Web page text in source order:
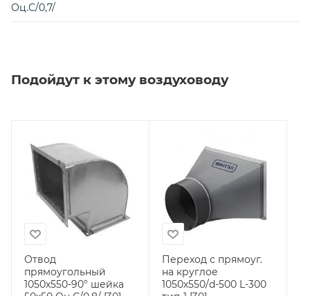
Оц.С/0,7/
Подойдут к этому воздуховоду
Отвод
прямоугольный
1050х550-90° шейка
Переход с прямоуг.
на круглое
1050х550/d-500 L-300